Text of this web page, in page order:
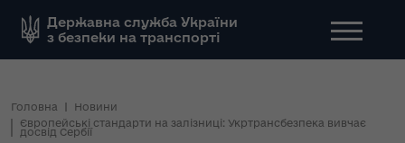
Державна служба України
з безпеки на транспорті
Головна
Новини
Європейські стандарти на залізниці: Укртрансбезпека вивчає
досвід Сербії